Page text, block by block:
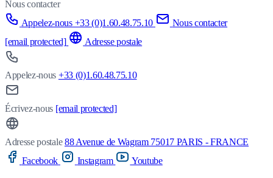
Nous contacter
Appelez-nous +33 (0)1.60.48.75.10
Nous contacter
[email protected]
Adresse postale
Appelez-nous +33 (0)1.60.48.75.10
Écrivez-nous [email protected]
Adresse postale 88 Avenue de Wagram 75017 PARIS - FRANCE
Facebook
Instagram Youtube